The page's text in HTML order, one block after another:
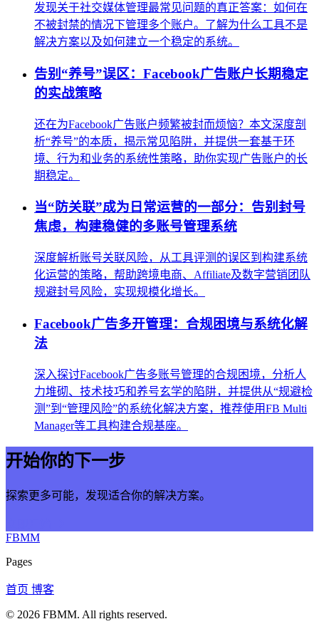
发现关于社交媒体管理最常见问题的真正答案：如何在
不被封禁的情况下管理多个账户。了解为什么工具不是
解决方案以及如何建立一个稳定的系统。
告别“养号”误区：Facebook广告账户长期稳定
的实战策略
还在为Facebook广告账户频繁被封而烦恼？本文深度剖
析“养号”的本质，揭示常见陷阱，并提供一套基于环
境、行为和业务的系统性策略，助你实现广告账户的长
期稳定。
当“防关联”成为日常运营的一部分：告别封号
焦虑，构建稳健的多账号管理系统
深度解析账号关联风险，从工具评测的误区到构建系统
化运营的策略，帮助跨境电商、Affiliate及数字营销团队
规避封号风险，实现规模化增长。
Facebook广告多开管理：合规困境与系统化解
法
深入探讨Facebook广告多账号管理的合规困境，分析人
力堆砌、技术技巧和养号玄学的陷阱，并提供从“规避检
测”到“管理风险”的系统化解决方案，推荐使用FB Multi
Manager等工具构建合规基座。
开始你的下一步
探索更多可能，发现适合你的解决方案。
FBMM
Pages
首页 博客
© 2026 FBMM. All rights reserved.